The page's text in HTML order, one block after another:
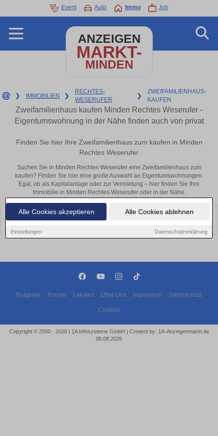
Alle Cookies akzeptieren Alle Cookies ablehnen
Einstellungen Datenschutzerklärung
Event Auto Immo Job
ANZEIGEN
MARKT-
MINDEN
❯ IMMOBILIEN ❯
RECHTES-
WESERUFER
❯
ZWEIFAMILIENHAUS-
KAUFEN
Zweifamilienhaus kaufen Minden Rechtes Weserufer -
Eigentumswohnung in der Nähe finden auch von privat
Finden Sie hier Ihre Zweifamilienhaus zum kaufen in Minden
Rechtes Weserufer
Suchen Sie in Minden Rechtes Weserufer eine Zweifamilienhaus zum
kaufen? Finden Sie hier eine große Auswahl an Eigentumswohnungen.
Egal, ob als Kapitalanlage oder zur Vermietung – hier finden Sie Ihre
Immobilie in Minden Rechtes Weserufer oder in der Nähe.
Leider konnten wir derzeit keine passenden Objekte finden. Schauen Sie
Ratgeber Presse Lokales Über Uns Impressum Datenschutz
Cookies
Copyright © 2000 - 2026 | 1A Infosysteme GmbH | Content by: 1A-Anzeigenmarkt.de
06.08.2026